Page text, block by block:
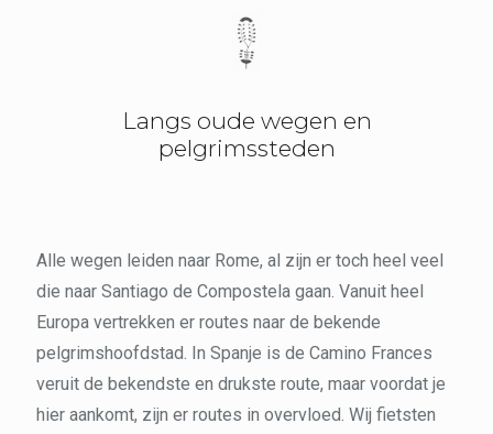
Langs oude wegen en
pelgrimssteden
Alle wegen leiden naar Rome, al zijn er toch heel veel
die naar Santiago de Compostela gaan. Vanuit heel
Europa vertrekken er routes naar de bekende
pelgrimshoofdstad. In Spanje is de Camino Frances
veruit de bekendste en drukste route, maar voordat je
hier aankomt, zijn er routes in overvloed. Wij fietsten